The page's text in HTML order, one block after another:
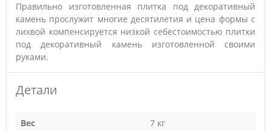
Правильно изготовленная плитка под декоративный
камень прослужит многие десятилетия и цена формы с
лихвой компенсируется низкой себестоимостью плитки
под декоративный камень изготовленной своими
руками.
Детали
Вес
7 кг